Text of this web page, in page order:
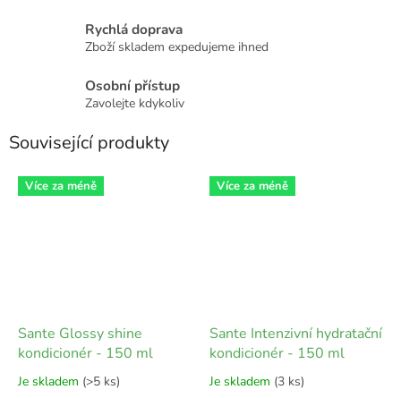
Rychlá doprava
Zboží skladem expedujeme ihned
Osobní přístup
Zavolejte kdykoliv
Související produkty
Více za méně
Sante Glossy shine
kondicionér - 150 ml
Je skladem (>5 ks)
Více za méně
Sante Intenzivní hydratační
kondicionér - 150 ml
Je skladem (3 ks)